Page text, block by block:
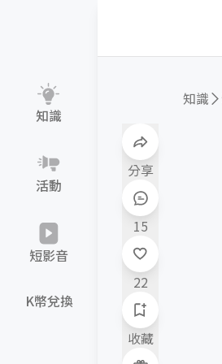
知識
活動
短影音
K幣兌換
分享
15
22
收藏
知識